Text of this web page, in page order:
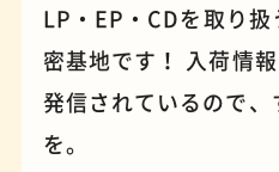
占い
LP・EP・CDを取り
密基地です！ 入荷情
発信されているので、
を。